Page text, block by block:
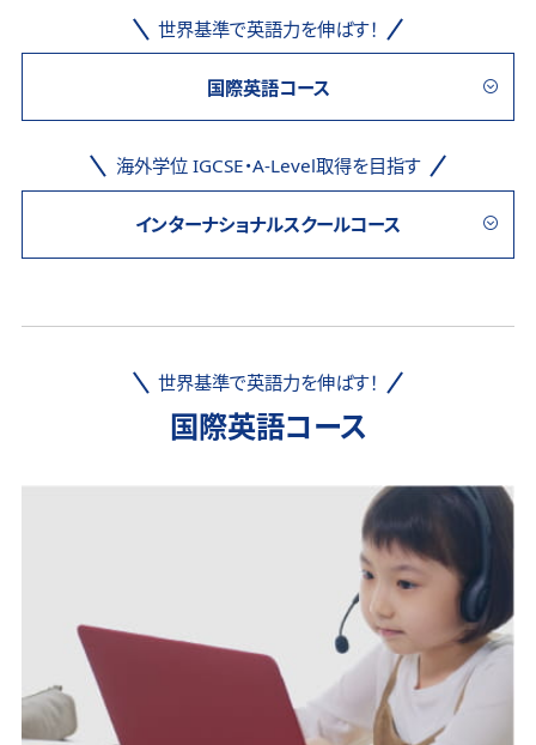
世界基準で英語力を伸ばす！
国際英語コース
海外学位 IGCSE・A-Level取得を目指す
インターナショナルスクールコース
世界基準で英語力を伸ばす！
国際英語コース